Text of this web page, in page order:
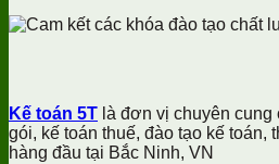
và
tư
78
Kế toán 5T là đơn vị chuyên cung
gói, kế toán thuế, đào tạo kế toán,
hàng đầu tại Bắc Ninh, VN